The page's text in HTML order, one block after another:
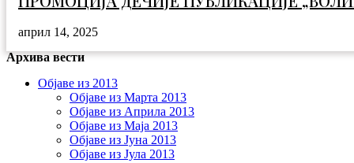
април 14, 2025
Архива вести
Објаве из 2013
Објаве из Марта 2013
Објаве из Априла 2013
Објаве из Маја 2013
Објаве из Јунa 2013
Објаве из Јула 2013